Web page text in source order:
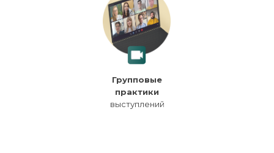
Групповые
практики
выступлений